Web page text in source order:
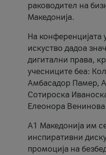
раководител на
Македонија.
На конференцијата
искуство дадоа
дигитални права,
учесниците беа:
Амбасадор Памер,
Сотироска
Елеонора
А1 Македонија им
инспиративни
промоција на